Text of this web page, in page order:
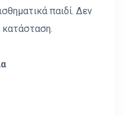
παιδί. Δεν
κατάσταση.